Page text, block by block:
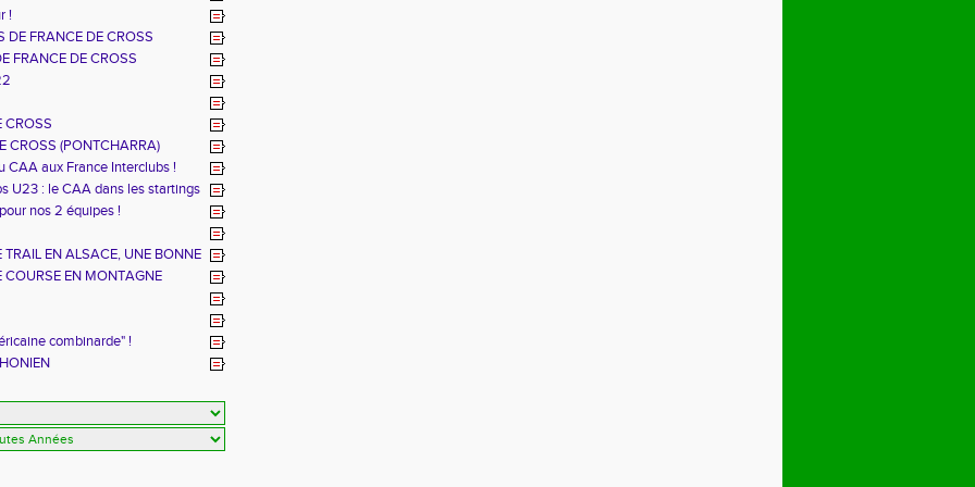
!
DE FRANCE DE CROSS
FRANCE DE CROSS
CROSS
CROSS (PONTCHARRA)
CAA aux France Interclubs !
U23 : le CAA dans les startings
nos 2 équipes !
EN ALSACE, UNE BONNE
EN MONTAGNE
combinarde" !